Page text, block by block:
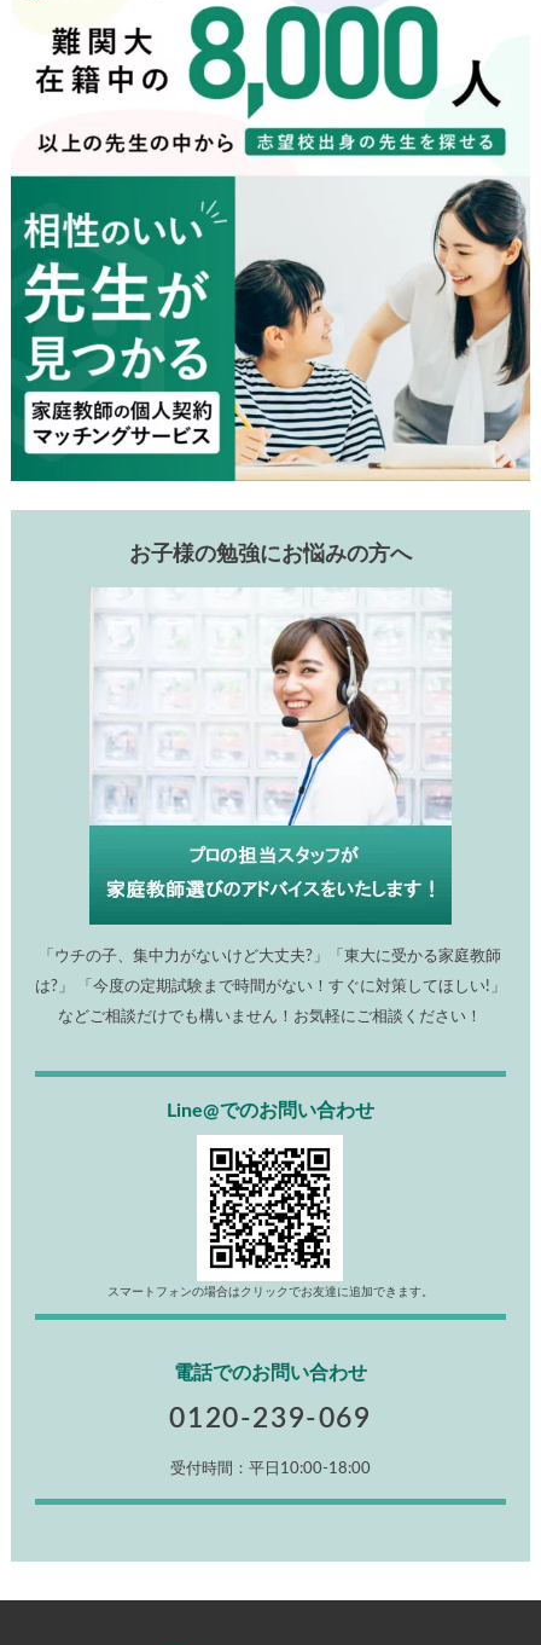
お子様の勉強にお悩みの方へ
「ウチの子、集中力がないけど大丈夫?」「東大に受かる家庭教師
は?」 「今度の定期試験まで時間がない！すぐに対策してほしい!」
などご相談だけでも構いません！お気軽にご相談ください！
Line@でのお問い合わせ
スマートフォンの場合はクリックでお友達に追加できます。
電話でのお問い合わせ
0120-239-069
受付時間：平日10:00-18:00